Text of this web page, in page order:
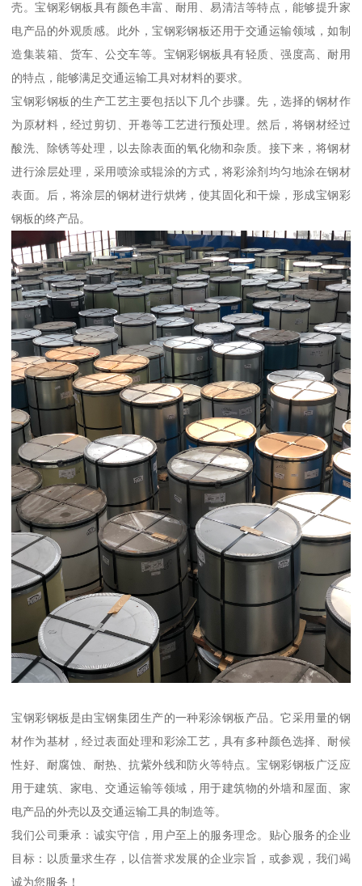
壳。宝钢彩钢板具有颜色丰富、耐用、易清洁等特点，能够提升家
电产品的外观质感。此外，宝钢彩钢板还用于交通运输领域，如制
造集装箱、货车、公交车等。宝钢彩钢板具有轻质、强度高、耐用
的特点，能够满足交通运输工具对材料的要求。
宝钢彩钢板的生产工艺主要包括以下几个步骤。先，选择的钢材作
为原材料，经过剪切、开卷等工艺进行预处理。然后，将钢材经过
酸洗、除锈等处理，以去除表面的氧化物和杂质。接下来，将钢材
进行涂层处理，采用喷涂或辊涂的方式，将彩涂剂均匀地涂在钢材
表面。后，将涂层的钢材进行烘烤，使其固化和干燥，形成宝钢彩
钢板的终产品。
宝钢彩钢板是由宝钢集团生产的一种彩涂钢板产品。它采用量的钢
材作为基材，经过表面处理和彩涂工艺，具有多种颜色选择、耐候
性好、耐腐蚀、耐热、抗紫外线和防火等特点。宝钢彩钢板广泛应
用于建筑、家电、交通运输等领域，用于建筑物的外墙和屋面、家
电产品的外壳以及交通运输工具的制造等。
我们公司秉承：诚实守信，用户至上的服务理念。贴心服务的企业
目标：以质量求生存，以信誉求发展的企业宗旨，或参观，我们竭
诚为您服务！